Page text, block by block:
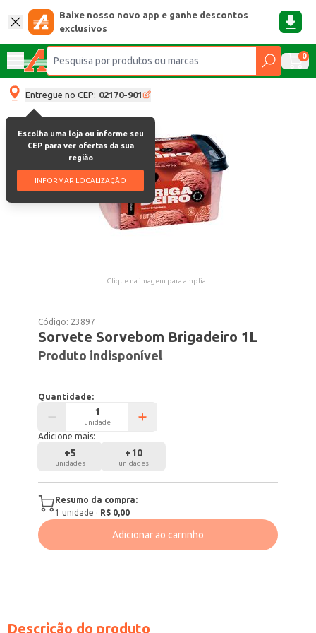
Baixe nosso novo app e ganhe descontos
exclusivos
0
Entregue no CEP: 02170-901
Escolha uma loja ou informe seu
CEP para ver ofertas da sua
região
INFORMAR LOCALIZAÇÃO
Clique na imagem para ampliar.
Código: 23897
Sorvete Sorvebom Brigadeiro 1L
Produto indisponível
Quantidade:
unidade
Adicione mais:
+5
unidades
+10
unidades
Resumo da compra:
1 unidade · R$ 0,00
Adicionar ao carrinho
Descrição do produto